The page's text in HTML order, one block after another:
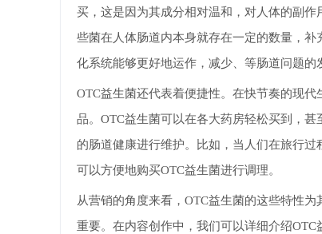
买，这是因为其成分相对温和，对人体的副
些菌在人体肠道内本身就存在一定的数量，
化系统能够更好地运作，减少、等肠道问题的
OTC益生菌还代表着便捷性。在快节奏的现
品。OTC益生菌可以在各大药房轻松买到，
的肠道健康进行维护。比如，当人们在旅行
可以方便地购买OTC益生菌进行调理。
从营销的角度来看，OTC益生菌的这些特性
重要。在内容创作中，我们可以详细介绍